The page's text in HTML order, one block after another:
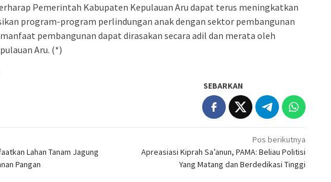
Pemerintah Kabupaten Kepulauan Aru dapat terus meningkatkan
program-program perlindungan anak dengan sektor pembangunan
pembangunan dapat dirasakan secara adil dan merata oleh
Aru. (*)
SEBARKAN
Lahan Tanam Jagung
Pangan
Pos berikutnya
Apreasiasi Kiprah Sa’anun, PAMA: Beliau Politisi
Yang Matang dan Berdedikasi Tinggi